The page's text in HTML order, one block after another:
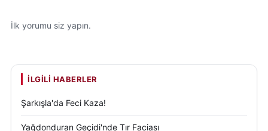
İlk yorumu siz yapın.
İLGILI HABERLER
Şarkışla'da Feci Kaza!
Yağdonduran Geçidi'nde Tır Faciası